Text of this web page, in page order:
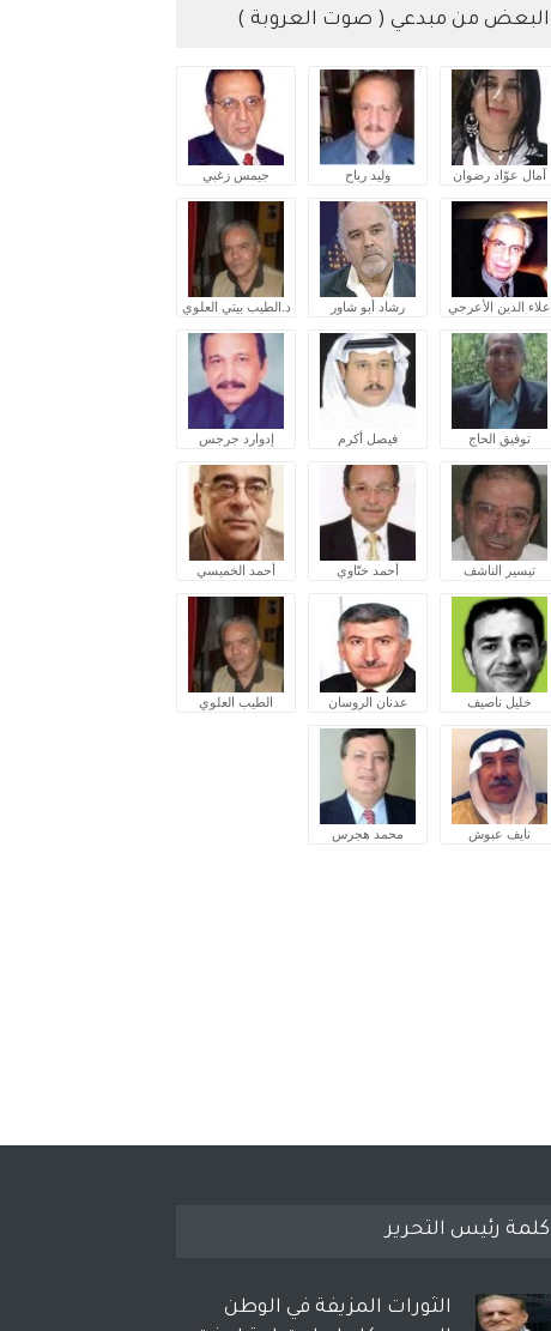
البعض من مبدعي ( صوت العروبة )
آمال عوّاد رضوان وليد رباح جيمس زغبي
علاء الدين الأعرجي رشاد أبو شاور د.الطيب بيتي العلوي
توفيق الحاج فيصل أكرم إدوارد جرجس
تيسير الناشف أحمد ختّاوي أحمد الخميسي
خليل ناصيف عدنان الروسان الطيب العلوي
نايف عبوش محمد هجرس
كلمة رئيس التحرير
الثورات المزيفة في الوطن